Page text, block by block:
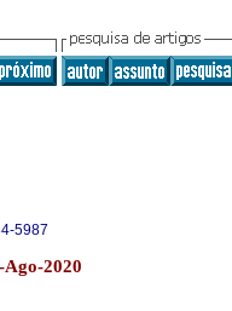
5987
2020